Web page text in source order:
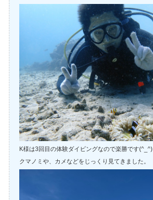
K様は3回目の体験ダイビングなので楽勝です(^_^)
クマノミや、カメなどをじっくり見てきました。